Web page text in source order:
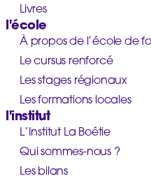
Livres
l'école
À propos de l’école de
Le cursus renforcé
Les stages régionaux
Les formations locales
l'institut
L’Institut La Boétie
Qui sommes-nous ?
Les bilans